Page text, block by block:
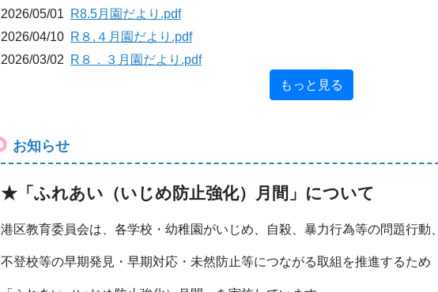
2026/05/01
R8.5月園だより.pdf
2026/04/10 R８.４月園だより.pdf
2026/03/02
R８．３月園だより.pdf
もっと見る
お知らせ
★「ふれあい（いじめ防止強化）月間」について
港区教育委員会は、各学校・幼稚園がいじめ、自殺、暴力行為等の問題行動、
不登校等の早期発見・早期対応・未然防止等につながる取組を推進するため